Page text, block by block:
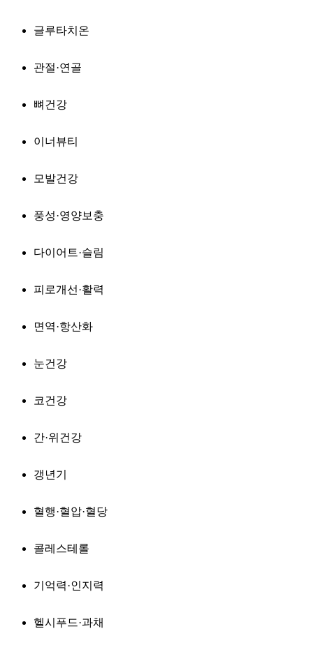
글루타치온
관절·연골
뼈건강
이너뷰티
모발건강
풍성·영양보충
다이어트·슬림
피로개선·활력
면역·항산화
눈건강
코건강
간·위건강
갱년기
혈행·혈압·혈당
콜레스테롤
기억력·인지력
헬시푸드·과채